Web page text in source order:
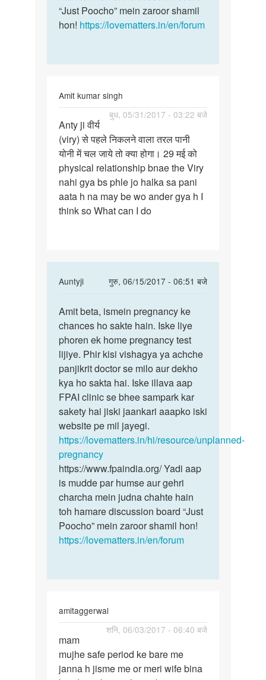
“Just Poocho” mein zaroor shamil
hon! https://lovematters.in/en/forum
Amit kumar singh
बुध, 05/31/2017 - 03:22 बजे
Anty
ji
वीर्य
(viry)
से
पहले
Anty ji वीर्य
(viry) से पहले निकलने वाला तरल पानी
योनी में चल जाये तो क्या होगा। 29 मई को
physical relationship bnae the Viry
nahi gya bs phle jo halka sa pani
aata h na may be wo ander gya h I
think so What can I do
Auntyji
गुरु, 06/15/2017 - 06:51 बजे
In
to
Anty
ji
वीर्य
(viry)
से
पहले
by
Amit
kumar
singh
Amit
beta,
ismein
pregnancy
Amit beta, ismein pregnancy ke
chances ho sakte hain. Iske liye
phoren ek home pregnancy test
lijiye. Phir kisi vishagya ya achche
panjikrit doctor se milo aur dekho
kya ho sakta hai. Iske illava aap
FPAI clinic se bhee sampark kar
sakety hai jiski jaankari aaapko iski
website pe mil jayegi.
https://lovematters.in/hi/resource/unplanned-
pregnancy
https://www.fpaindia.org/ Yadi aap
is mudde par humse aur gehri
charcha mein judna chahte hain
toh hamare discussion board “Just
Poocho” mein zaroor shamil hon!
https://lovematters.in/en/forum
amitaggerwal
शनि, 06/03/2017 - 06:40 बजे
mam
mujhe
safe
mam
mujhe safe period ke bare me
janna h jisme me or meri wife bina